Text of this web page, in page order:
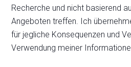
Recherche und nicht basierend
Angeboten treffen. Ich
für jegliche Konsequenzen und
Verwendung meiner